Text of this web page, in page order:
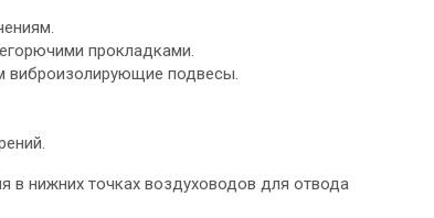
прокладками.
виброизолирующие подвесы.
в нижних точках воздуховодов для отвода